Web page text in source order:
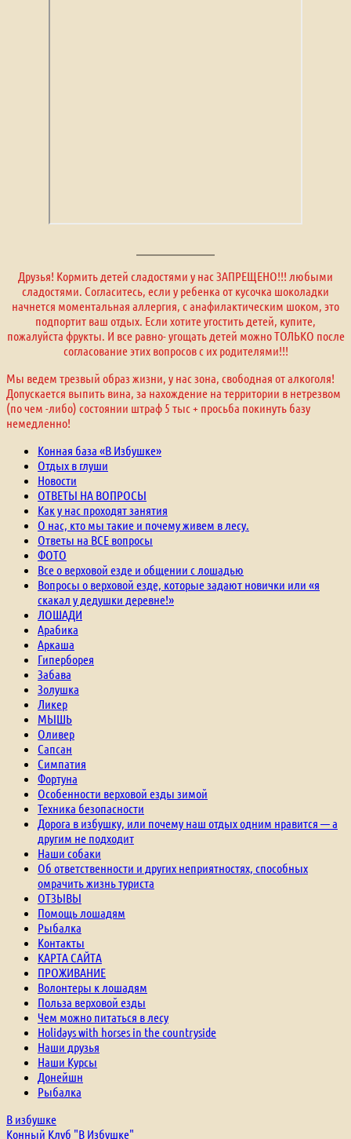
Друзья! Кормить детей сладостями у нас ЗАПРЕЩЕНО!!! любыми
сладостями. Согласитесь, если у ребенка от кусочка шоколадки
начнется моментальная аллергия, с анафилактическим шоком, это
подпортит ваш отдых. Если хотите угостить детей, купите,
пожалуйста фрукты. И все равно- угощать детей можно ТОЛЬКО после
согласование этих вопросов с их родителями!!!
Мы ведем трезвый образ жизни, у нас зона, свободная от алкоголя!
Допускается выпить вина, за нахождение на территории в нетрезвом
(по чем -либо) состоянии штраф 5 тыс + просьба покинуть базу
немедленно!
Конная база «В Избушке»
Отдых в глуши
Новости
ОТВЕТЫ НА ВОПРОСЫ
Как у нас проходят занятия
О нас, кто мы такие и почему живем в лесу.
Ответы на ВСЕ вопросы
ФОТО
Все о верховой езде и общении с лошадью
Вопросы о верховой езде, которые задают новички или «я
скакал у дедушки деревне!»
ЛОШАДИ
Арабика
Аркаша
Гиперборея
Забава
Золушка
Ликер
МЫШЬ
Оливер
Сапсан
Симпатия
Фортуна
Особенности верховой езды зимой
Техника безопасности
Дорога в избушку, или почему наш отдых одним нравится — а
другим не подходит
Наши собаки
Об ответственности и других неприятностях, способных
омрачить жизнь туриста
ОТЗЫВЫ
Помощь лошадям
Рыбалка
Контакты
КАРТА САЙТА
ПРОЖИВАНИЕ
Волонтеры к лошадям
Польза верховой езды
Чем можно питаться в лесу
Holidays with horses in the countryside
Наши друзья
Наши Курсы
Донейшн
Рыбалка
В избушке
Конный Клуб "В Избушке"